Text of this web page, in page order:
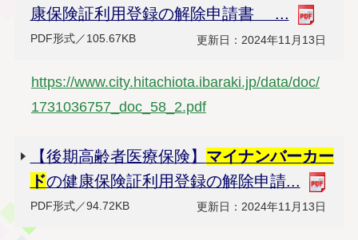
康保険証利用登録の解除申請書 ...
PDF形式／105.67KB 更新日：2024年11月13日
https://www.city.hitachiota.ibaraki.jp/data/doc/
1731036757_doc_58_2.pdf
【後期高齢者医療保険】 マイナンバーカー
ドの健康保険証利用登録の解除申請...
PDF形式／94.72KB 更新日：2024年11月13日